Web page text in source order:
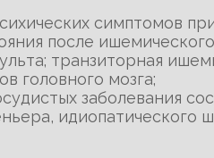
симптомов
после
транзиторная
головного мозга;
заболевания
идиопатического